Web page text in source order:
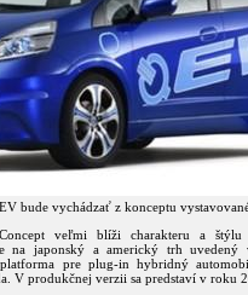
bude vychádzať z konceptu
veľmi blíži charakteru a štýlu
na japonský a americký trh
pre plug-in hybridný
V produkčnej verzii sa predstaví v roku